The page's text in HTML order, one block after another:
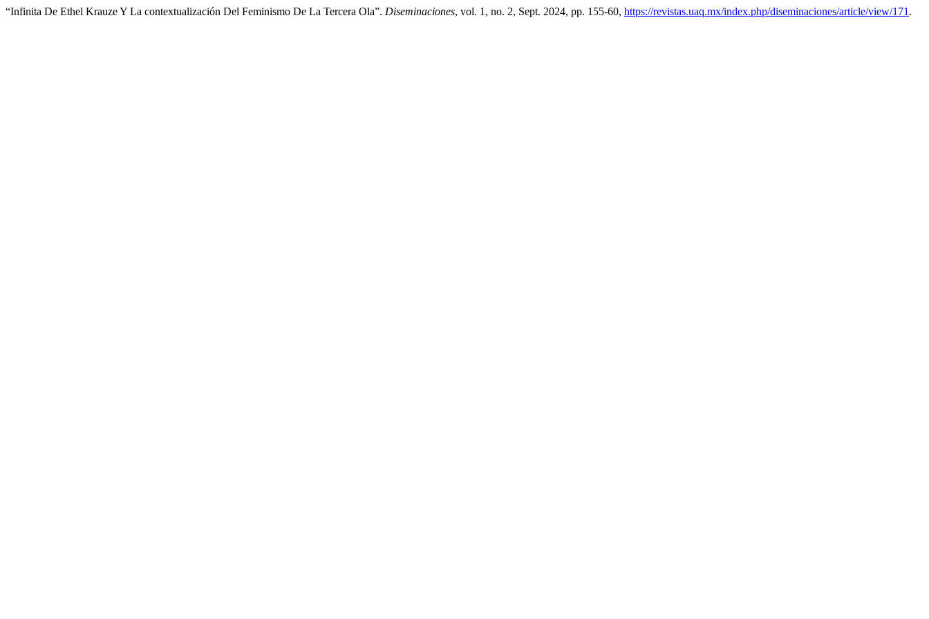
“Infinita De Ethel Krauze Y La contextualización Del Feminismo De La Tercera Ola”. Diseminaciones, vol. 1, no. 2, Sept. 2024, pp. 155-60, https://revistas.uaq.mx/index.php/diseminaciones/article/view/171 .